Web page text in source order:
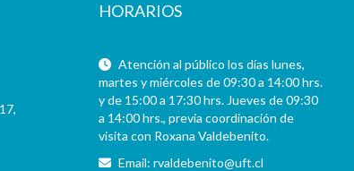
HORARIOS
Atención al público los días lunes,
martes y miércoles de 09:30 a 14:00 hrs.
y de 15:00 a 17:30 hrs. Jueves de 09:30
a 14:00 hrs., previa coordinación de
visita con Roxana Valdebenito.
Email:rvaldebenito@uft.cl